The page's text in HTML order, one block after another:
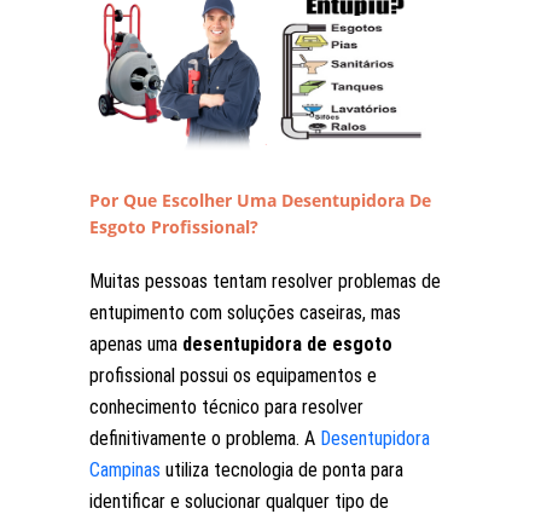
Por Que Escolher Uma Desentupidora De
Esgoto Profissional?
Muitas pessoas tentam resolver problemas de
entupimento com soluções caseiras, mas
apenas uma desentupidora de esgoto
profissional possui os equipamentos e
conhecimento técnico para resolver
definitivamente o problema. A Desentupidora
Campinas utiliza tecnologia de ponta para
identificar e solucionar qualquer tipo de